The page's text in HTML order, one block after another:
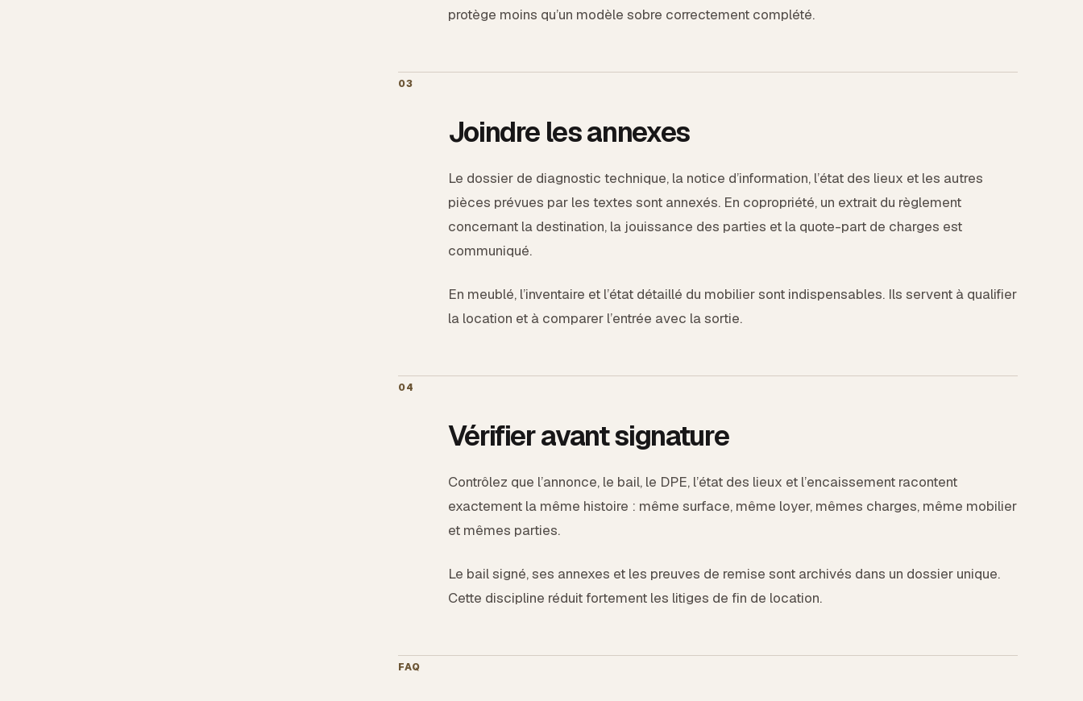
protège moins qu’un modèle sobre correctement complété.
03
Joindre les annexes
Le dossier de diagnostic technique, la notice d’information, l’état des lieux et les autres
pièces prévues par les textes sont annexés. En copropriété, un extrait du règlement
concernant la destination, la jouissance des parties et la quote-part de charges est
communiqué.
En meublé, l’inventaire et l’état détaillé du mobilier sont indispensables. Ils servent à qualifier
la location et à comparer l’entrée avec la sortie.
04
Vérifier avant signature
Contrôlez que l’annonce, le bail, le DPE, l’état des lieux et l’encaissement racontent
exactement la même histoire : même surface, même loyer, mêmes charges, même mobilier
et mêmes parties.
Le bail signé, ses annexes et les preuves de remise sont archivés dans un dossier unique.
Cette discipline réduit fortement les litiges de fin de location.
FAQ